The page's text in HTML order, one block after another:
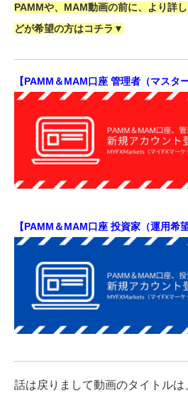
PAMMや、MAM動画の前に、より詳
どが希望の方はコチラ▼
【PAMM＆MAM口座 管理者（マスタ
【PAMM＆MAM口座 投資家（運用希
話は戻りまして動画のタイトルは